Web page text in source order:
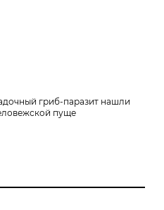
гриб-паразит нашли
пуще